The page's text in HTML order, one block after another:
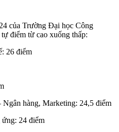
của Trường Đại học Công
điểm từ cao xuống thấp:
26 điểm
hàng, Marketing: 24,5 điểm
24 điểm